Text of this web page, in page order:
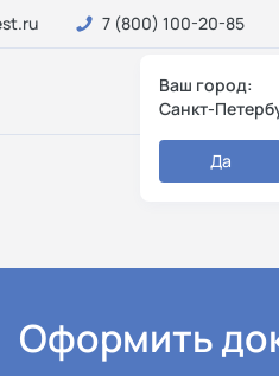
7 (800) 100-20-85
Ваш город:
Санкт-
Да
Оформить